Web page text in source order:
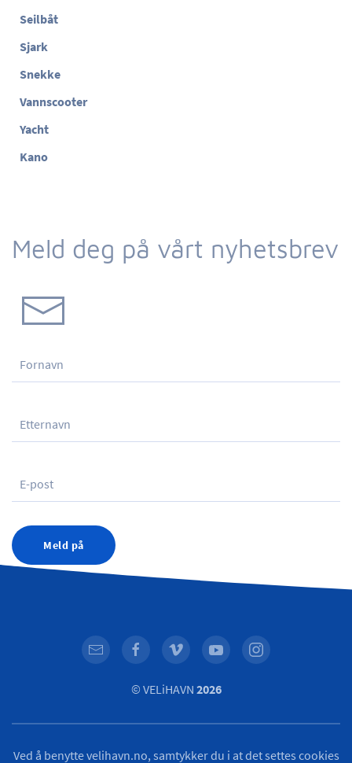
Seilbåt
Sjark
Snekke
Vannscooter
Yacht
Kano
Meld deg på vårt nyhetsbrev
Meld på
© VELiHAVN 2026
Ved å benytte velihavn.no, samtykker du i at det settes cookies